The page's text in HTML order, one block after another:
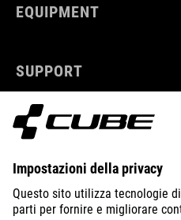
EQUIPMENT
SUPPORT
ABOUT US
EXPLORE